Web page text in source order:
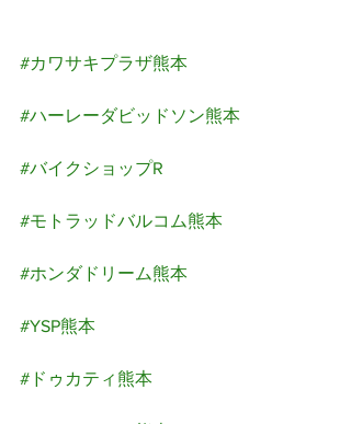
​#カワサキプラザ熊本
#ハーレーダビッドソン熊本
#バイクショップR
#モトラッドバルコム熊本
#ホンダドリーム熊本
#YSP熊本
#ドゥカティ熊本